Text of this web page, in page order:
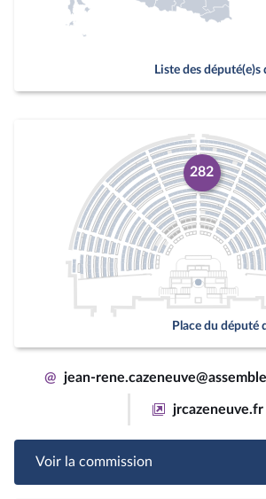
Liste des
282
Place du député
@ jean-
jrcazeneuve.fr
Voir la commission